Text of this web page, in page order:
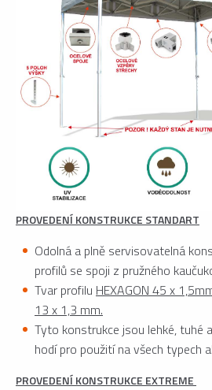
PROVEDENÍ KONSTRUKCE STANDART
Odolná a plně servisovatelná
profilů se spoji z pružného
Tvar profilu HEXAGON 45 x
13 x 1,3 mm.
Tyto konstrukce jsou lehké, tuhé
hodí pro použití na všech typech
PROVEDENÍ KONSTRUKCE EXTREME